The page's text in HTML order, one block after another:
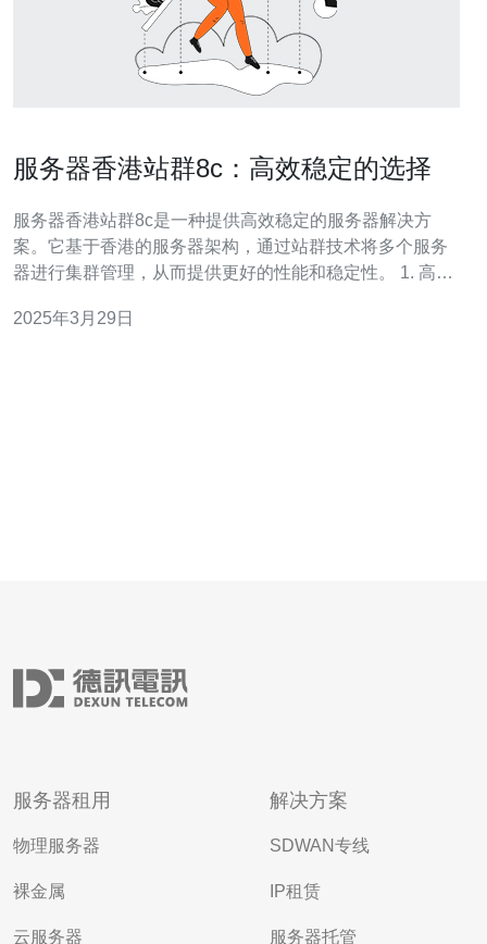
服务器香港站群8c：高效稳定的选择
服务器香港站群8c是一种提供高效稳定的服务器解决方
案。它基于香港的服务器架构，通过站群技术将多个服务
器进行集群管理，从而提供更好的性能和稳定性。 1. 高效
络架构，保证了网站的高效运行。无论是网页加载速度还
2025年3月29日
服务器租用
物理服务器
裸金属
云服务器
解决方案
SDWAN专线
IP租赁
服务器托管